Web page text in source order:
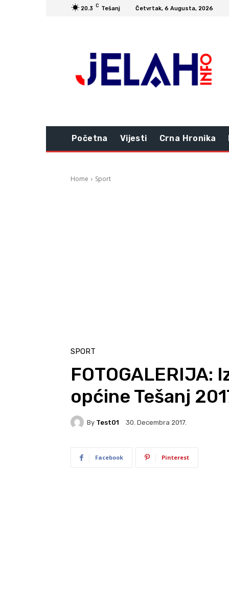
20.3 C Tešanj Četvrtak, 6 Augusta, 2026
Početna Vijesti Crna Hronika
Home Sport
SPORT
općine Tešanj
By Test01 30. Decembra 2017.
Facebook Pinterest